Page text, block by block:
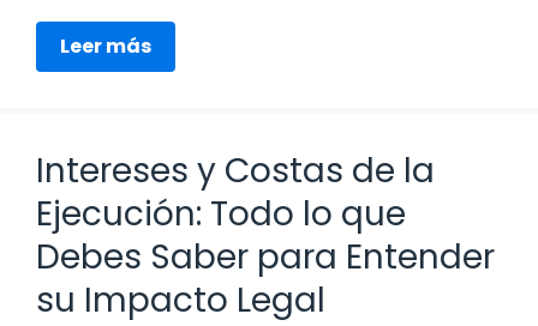
Leer más
Intereses y Costas de la
Ejecución: Todo lo que
Debes Saber para Entender
su Impacto Legal